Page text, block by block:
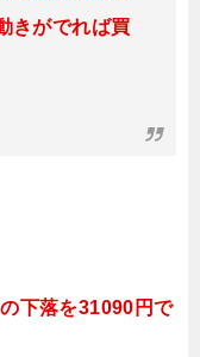
きがでれば買
下落を31090円で